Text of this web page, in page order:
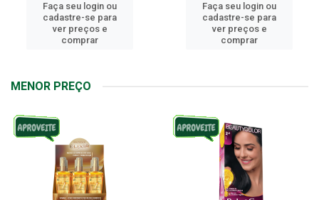
Faça seu login ou
cadastre-se para
ver preços e
comprar
Faça seu login ou
cadastre-se para
ver preços e
comprar
MENOR PREÇO